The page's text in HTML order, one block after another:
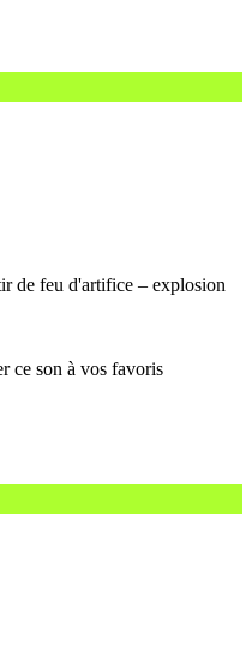
de feu d'artifice – explosion